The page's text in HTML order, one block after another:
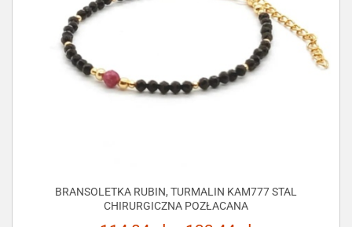
BRANSOLETKA RUBIN, TURMALIN KAM777 STAL
CHIRURGICZNA POZŁACANA